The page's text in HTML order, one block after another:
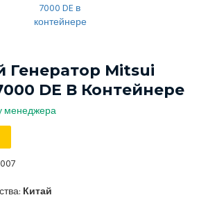
Генератор Mitsui
DE В Контейнере
менеджера
Китай